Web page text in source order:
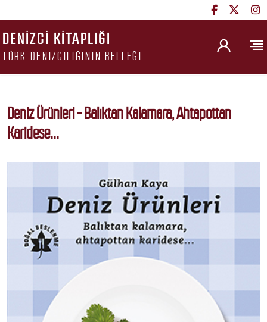
DENIZCI KITAPLIĞI
TÜRK DENIZCILIĞININ BELLEĞI
Deniz Ürünleri - Balıktan Kalamara, Ahtapottan
Karidese...